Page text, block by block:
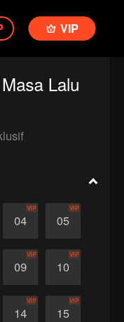
VIP
Lalu
04
VIP
05
VIP
09
VIP
10
VIP
14
VIP
15
VIP